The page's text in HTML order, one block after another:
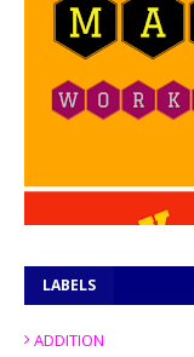
LABELS
ADDITION